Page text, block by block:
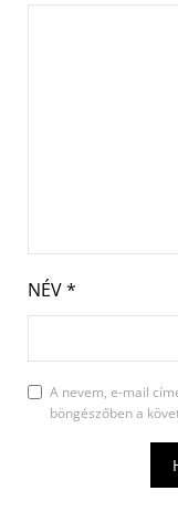
NÉV*
A nevem, e-mail
böngészőben a